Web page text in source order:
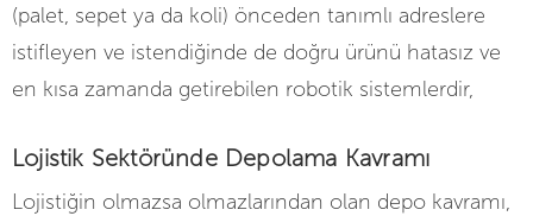
(palet, sepet ya da koli) önceden tanımlı adreslere
istifleyen ve istendiğinde de doğru ürünü hatasız ve
en kısa zamanda getirebilen robotik sistemlerdir,
Lojistik Sektöründe Depolama Kavramı
Lojistiğin olmazsa olmazlarından olan depo kavramı,